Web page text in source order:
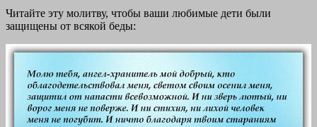
Читайте эту молитву, чтобы ваши любимые дети были
защищены от всякой беды: